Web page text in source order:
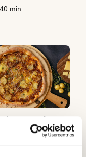
min
med
løk
4.8 (6)
med